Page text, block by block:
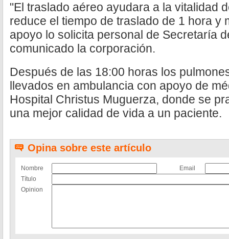
"El traslado aéreo ayudara a la vitalidad
reduce el tiempo de traslado de 1 hora y
apoyo lo solicita personal de Secretaría
comunicado la corporación.
Después de las 18:00 horas los
llevados en ambulancia con apoyo de
Hospital Christus Muguerza, donde se
una mejor calidad de vida a un paciente.
Opina sobre este artículo
Nombre
Email
Título
Opinion